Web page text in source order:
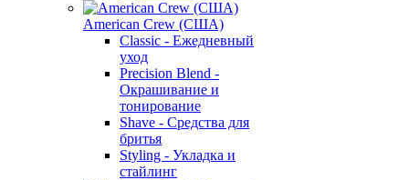
American Crew (США)
Classic - Ежедневный
уход
Precision Blend -
Окрашивание и
тонирование
Shave - Средства для
бритья
Styling - Укладка и
стайлинг